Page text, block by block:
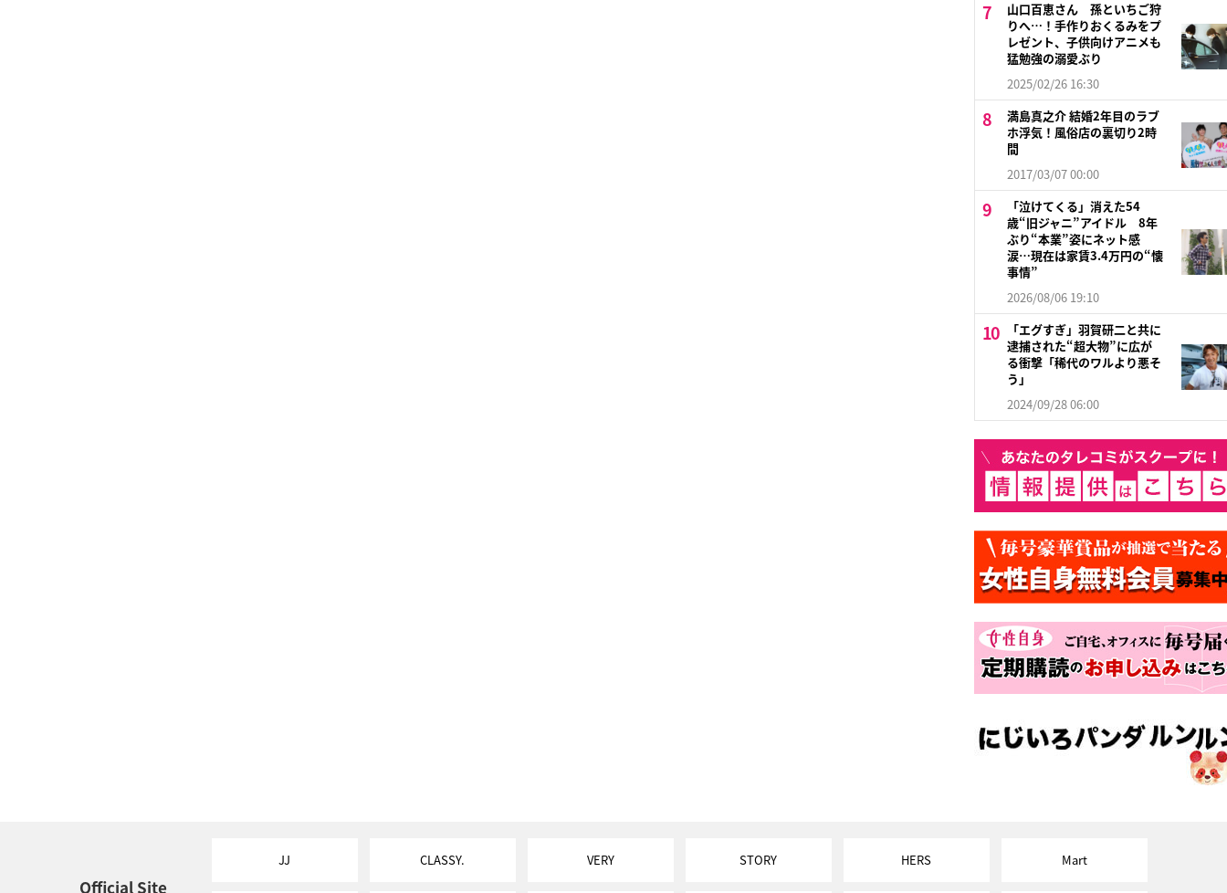
山口百恵さん 孫といちご狩
りへ…！手作りおくるみをプ
レゼント、子供向けアニメも
猛勉強の溺愛ぶり
2025/02/26 16:30
満島真之介 結婚2年目のラブ
ホ浮気！風俗店の裏切り2時
間
2017/03/07 00:00
「泣けてくる」消えた54
歳“旧ジャニ”アイドル 8年
ぶり“本業”姿にネット感
涙…現在は家賃3.4万円の“懐
事情”
2026/08/06 19:10
「エグすぎ」羽賀研二と共に
逮捕された“超大物”に広が
る衝撃「稀代のワルより悪そ
う」
2024/09/28 06:00
Official Site
JJ CLASSY. VERY STORY HERS Mart